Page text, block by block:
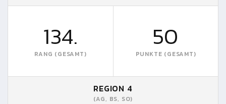
134.
RANG (GESAMT)
50
PUNKTE (GESAMT)
REGION 4
(AG, BS, SO)